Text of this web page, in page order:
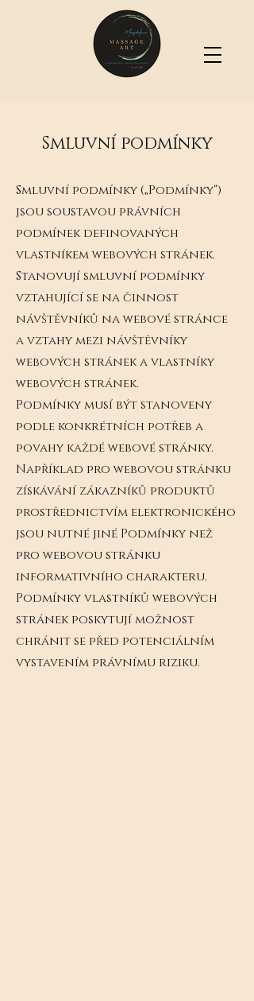
Smluvní podmínky
Smluvní podmínky („Podmínky“)
jsou soustavou právních
podmínek definovaných
vlastníkem webových stránek.
Stanovují smluvní podmínky
vztahující se na činnost
návštěvníků na webové stránce
a vztahy mezi návštěvníky
webových stránek a vlastníky
webových stránek.
Podmínky musí být stanoveny
podle konkrétních potřeb a
povahy každé webové stránky.
Například pro webovou stránku
získávání zákazníků produktů
prostřednictvím elektronického
jsou nutné jiné Podmínky než
pro webovou stránku
informativního charakteru.
Podmínky vlastníků webových
stránek poskytují možnost
chránit se před potenciálním
vystavením právnímu riziku.